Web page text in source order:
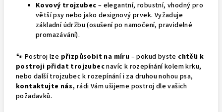
Kovový trojzubec – elegantní, robustní, vhodný pro
větší psy nebo jako designový prvek. Vyžaduje
základní údržbu (osušení po namočení, pravidelné
promazávání).
🐾 Postroj lze přizpůsobit na míru – pokud byste chtěli k
postroji přidat trojzubecnavíc k rozepínání kolem krku,
nebo další trojzubec k rozepínání i za druhou nohou psa,
kontaktujte nás, rádi Vám ušijeme postroj dle vašich
požadavků.